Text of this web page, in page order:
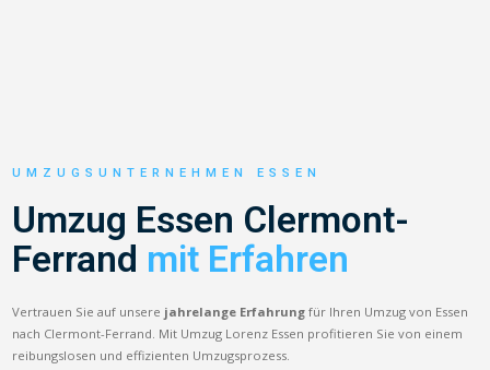
UMZUGSUNTERNEHMEN ESSEN
Umzug Essen Clermont-
Ferrand mit Erfahren
Vertrauen Sie auf unsere jahrelange Erfahrung für Ihren Umzug von Essen
nach Clermont-Ferrand. Mit Umzug Lorenz Essen profitieren Sie von einem
reibungslosen und effizienten Umzugsprozess.